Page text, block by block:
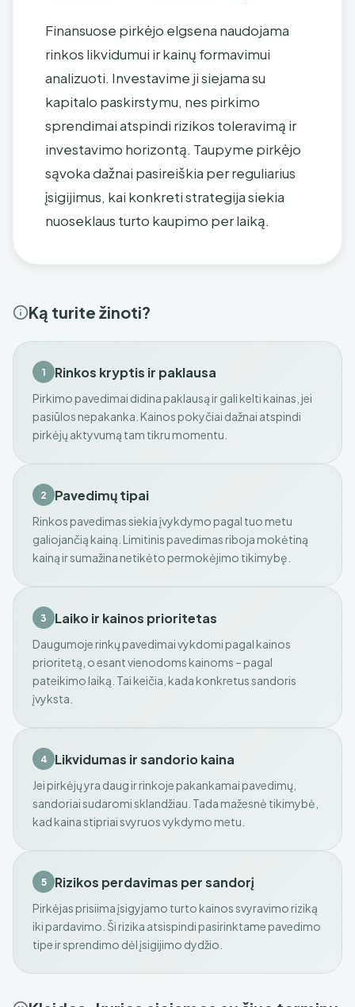
Finansuose pirkėjo elgsena naudojama
rinkos likvidumui ir kainų formavimui
analizuoti. Investavime ji siejama su
kapitalo paskirstymu, nes pirkimo
sprendimai atspindi rizikos toleravimą ir
investavimo horizontą. Taupyme pirkėjo
sąvoka dažnai pasireiškia per reguliarius
įsigijimus, kai konkreti strategija siekia
nuoseklaus turto kaupimo per laiką.
Ką turite žinoti?
1 Rinkos kryptis ir paklausa
Pirkimo pavedimai didina paklausą ir gali kelti kainas, jei
pasiūlos nepakanka. Kainos pokyčiai dažnai atspindi
pirkėjų aktyvumą tam tikru momentu.
2 Pavedimų tipai
Rinkos pavedimas siekia įvykdymo pagal tuo metu
galiojančią kainą. Limitinis pavedimas riboja mokėtiną
kainą ir sumažina netikėto permokėjimo tikimybę.
3 Laiko ir kainos prioritetas
Daugumoje rinkų pavedimai vykdomi pagal kainos
prioritetą, o esant vienodoms kainoms – pagal
pateikimo laiką. Tai keičia, kada konkretus sandoris
įvyksta.
4 Likvidumas ir sandorio kaina
Jei pirkėjų yra daug ir rinkoje pakankamai pavedimų,
sandoriai sudaromi sklandžiau. Tada mažesnė tikimybė,
kad kaina stipriai svyruos vykdymo metu.
5 Rizikos perdavimas per sandorį
Pirkėjas prisiima įsigyjamo turto kainos svyravimo riziką
iki pardavimo. Ši rizika atsispindi pasirinktame pavedimo
tipe ir sprendimo dėl įsigijimo dydžio.